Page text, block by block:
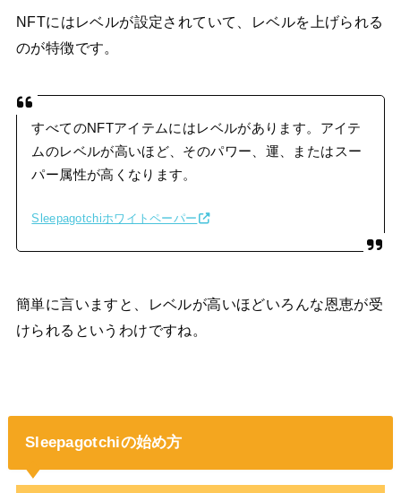
NFTにはレベルが設定されていて、レベルを上げられる
のが特徴です。
すべてのNFTアイテムにはレベルがあります。アイテ
ムのレベルが高いほど、そのパワー、運、またはスー
パー属性が高くなります。
Sleepagotchiホワイトペーパー
簡単に言いますと、レベルが高いほどいろんな恩恵が受
けられるというわけですね。
Sleepagotchiの始め方